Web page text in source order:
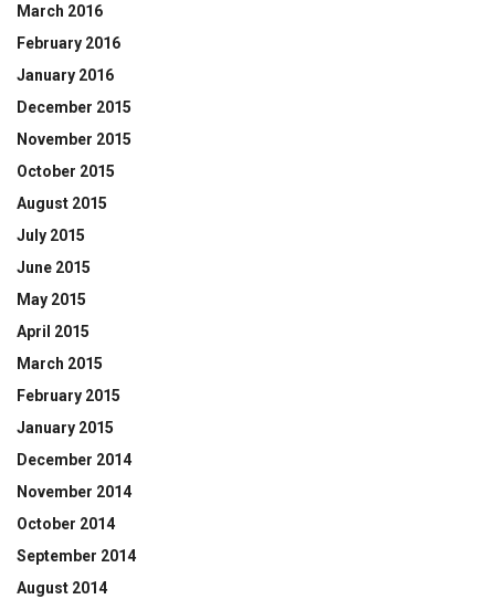
March 2016
February 2016
January 2016
December 2015
November 2015
October 2015
August 2015
July 2015
June 2015
May 2015
April 2015
March 2015
February 2015
January 2015
December 2014
November 2014
October 2014
September 2014
August 2014